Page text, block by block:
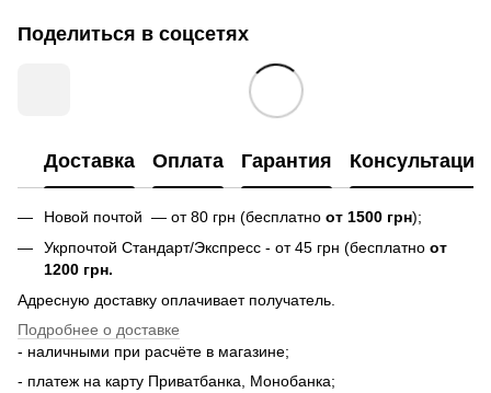
Поделиться в соцсетях
Доставка Оплата Гарантия Консультация
Новой почтой — от 80 грн (бесплатно от 1500 грн);
Укрпочтой Стандарт/Экспресс - от 45 грн (бесплатно от
1200 грн.
Адресную доставку оплачивает получатель.
Подробнее о доставке
- наличными при расчёте в магазине;
- платеж на карту Приватбанка, Монобанка;